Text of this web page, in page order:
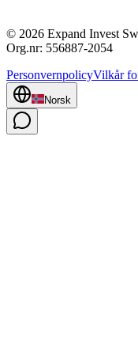
© 2026 Expand Invest
Org.nr: 556887-2054
PersonvernpolicyVilkår
Norsk